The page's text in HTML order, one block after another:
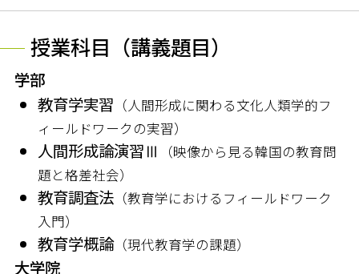
授業科目（講義題目）
学部
教育学実習 （人間形成に関わる文化人類学的フ
ィールドワークの実習）
人間形成論演習Ⅲ
（映像から見る韓国の教育問
題と格差社会）
教育調査法 （教育学におけるフィールドワーク
入門）
教育学概論（現代教育学の課題）
大学院